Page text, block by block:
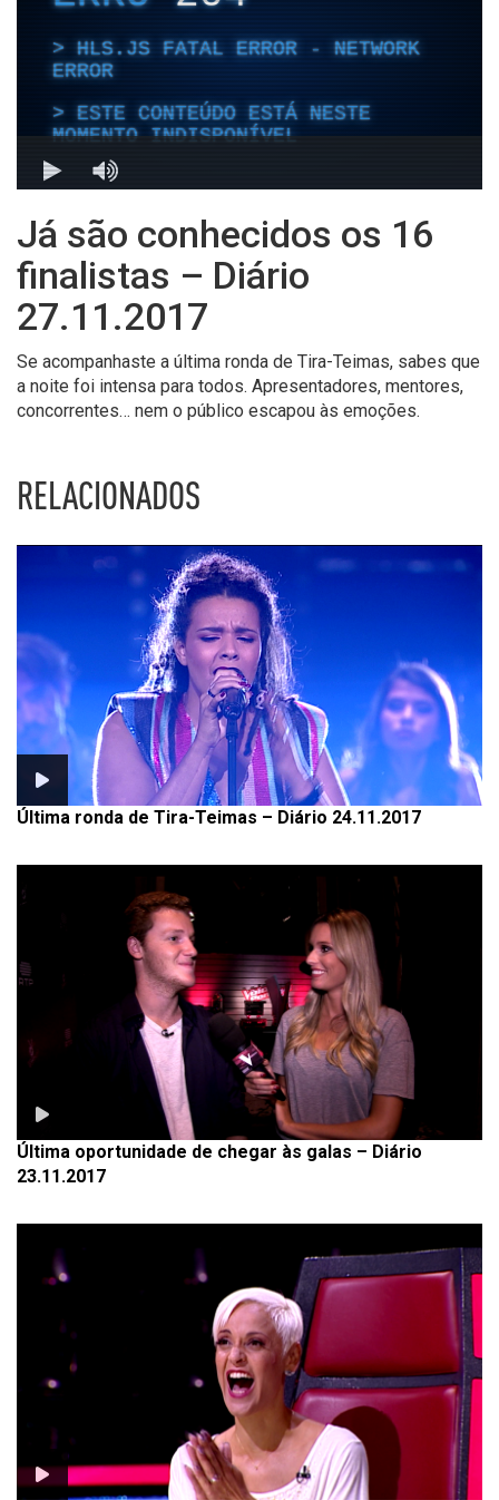
Já são conhecidos os 16
finalistas – Diário
27.11.2017
Se acompanhaste a última ronda de Tira-Teimas, sabes que
a noite foi intensa para todos. Apresentadores, mentores,
concorrentes… nem o público escapou às emoções.
RELACIONADOS
Última ronda de Tira-Teimas – Diário 24.11.2017
Última oportunidade de chegar às galas – Diário
23.11.2017